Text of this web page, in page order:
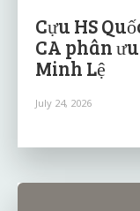
Cựu HS
CA phân
Minh Lệ
July 24, 2026